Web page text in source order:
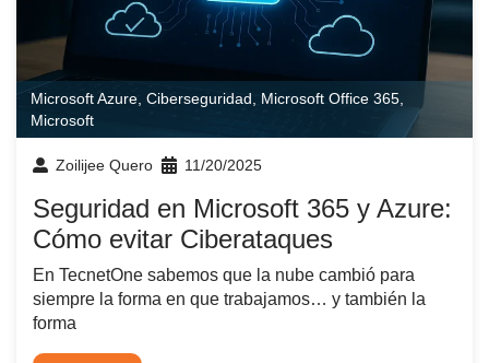
Microsoft Azure Ciberseguridad Microsoft Office 365
Microsoft
Zoilijee Quero 11/20/2025
Seguridad en Microsoft 365 y Azure:
Cómo evitar Ciberataques
En TecnetOne sabemos que la nube cambió para
siempre la forma en que trabajamos… y también la
forma